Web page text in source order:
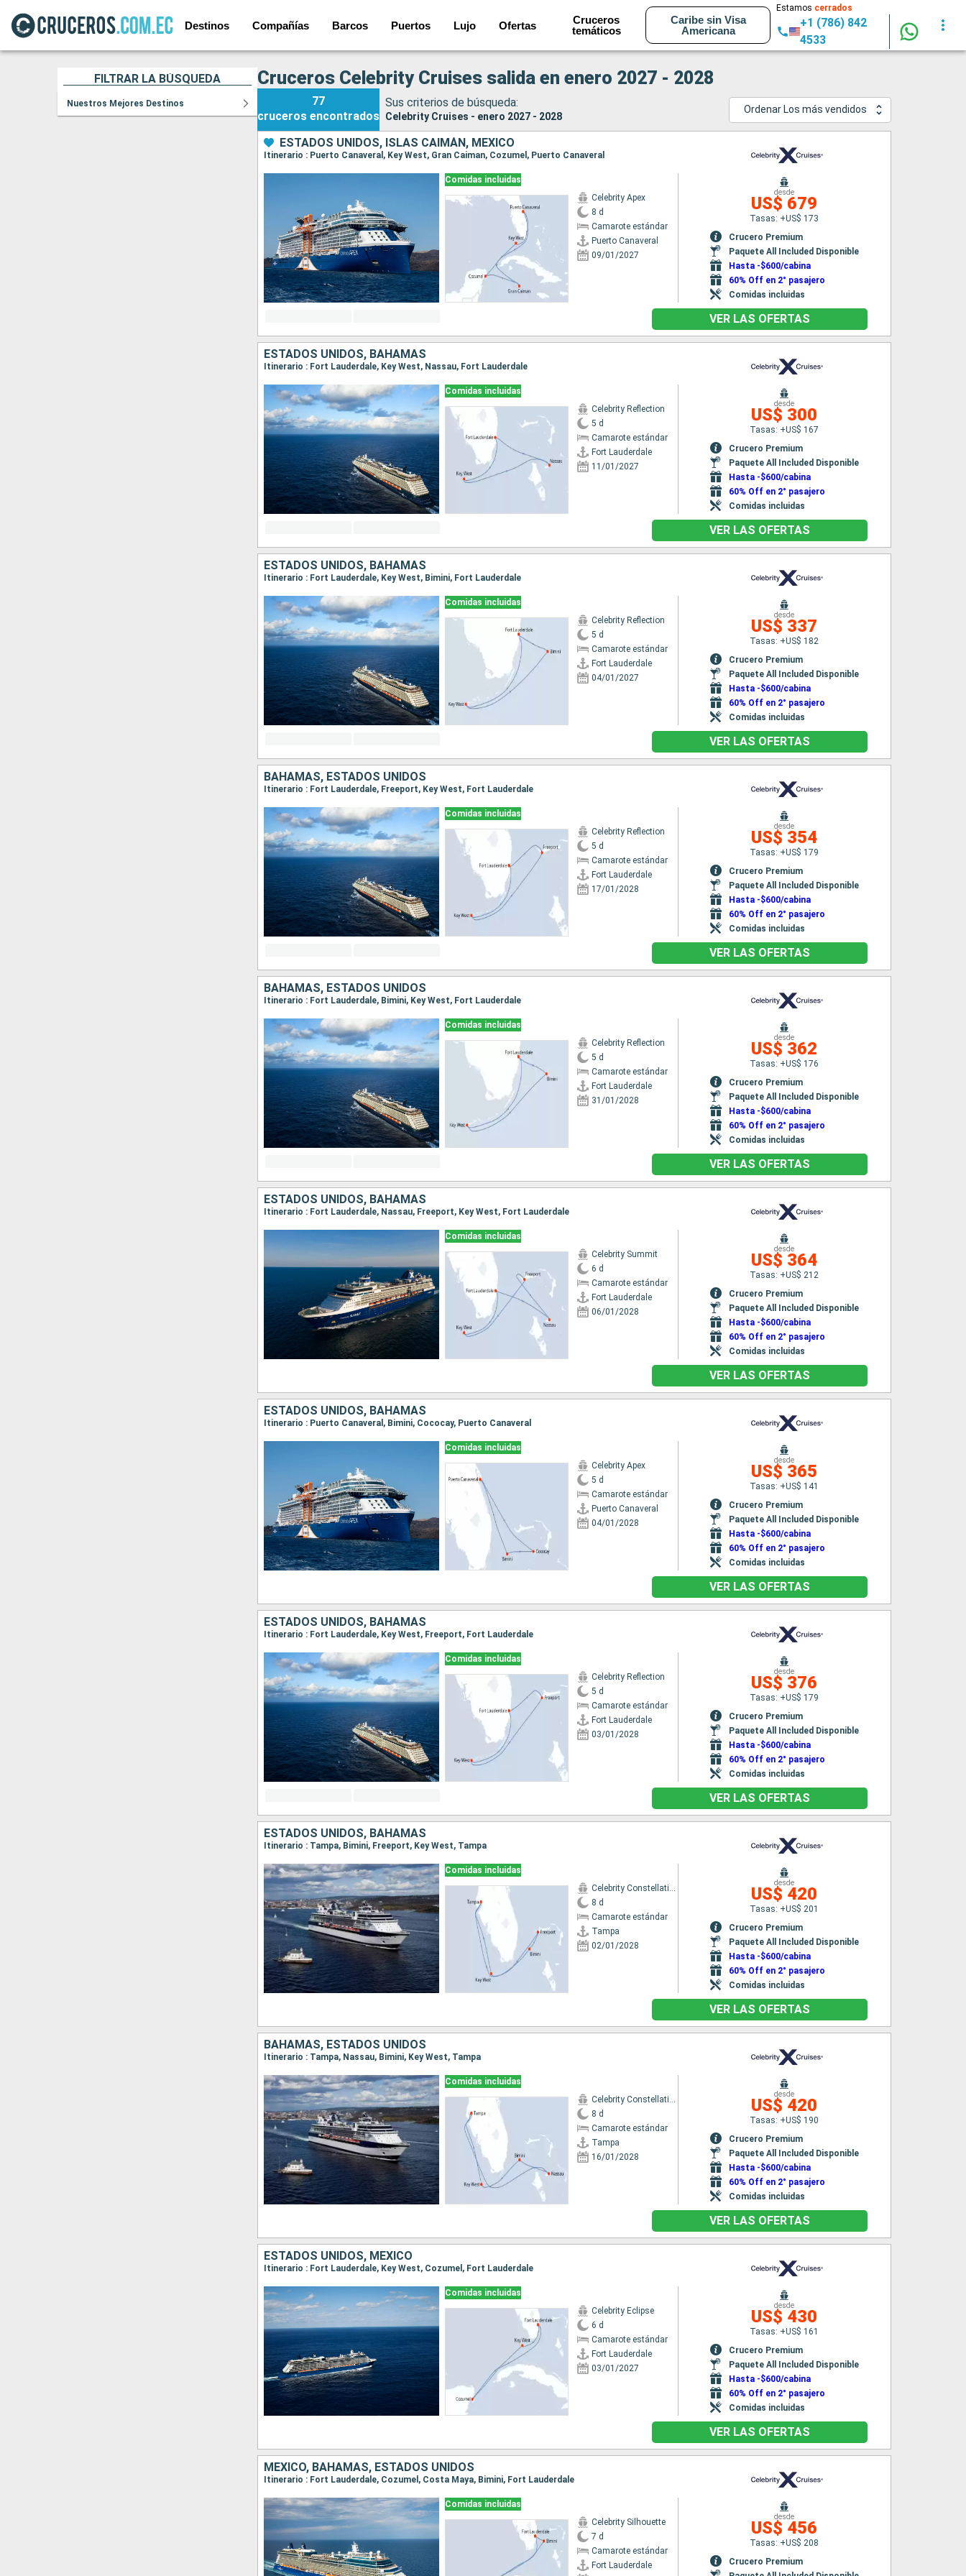
Destinos Compañías Barcos Puertos Lujo Ofertas
Cruceros
temáticos
Caribe sin Visa
Americana
Estamos cerrados
+1 (786) 842
4533
FILTRAR LA BÚSQUEDA
Nuestros Mejores Destinos
Cruceros Celebrity Cruises salida en enero 2027 - 2028
77
cruceros encontrados
Sus criterios de búsqueda:
Celebrity Cruises - enero 2027 - 2028
Ordenar Los más vendidos
ESTADOS UNIDOS, ISLAS CAIMÁN, MÉXICO
Itinerario : Puerto Canaveral, Key West, Gran Caiman, Cozumel, Puerto Canaveral
Comidas incluidas
Celebrity Apex
8 d
Camarote estándar
Puerto Canaveral
09/01/2027
desde
US$ 679
Tasas: +US$ 173
Crucero Premium
Paquete All Included Disponible
Hasta -$600/cabina
60% Off en 2° pasajero
Comidas incluidas
VER LAS OFERTAS
ESTADOS UNIDOS, BAHAMAS
Itinerario : Fort Lauderdale, Key West, Nassau, Fort Lauderdale
Comidas incluidas
Celebrity Reflection
5 d
Camarote estándar
Fort Lauderdale
11/01/2027
desde
US$ 300
Tasas: +US$ 167
Crucero Premium
Paquete All Included Disponible
Hasta -$600/cabina
60% Off en 2° pasajero
Comidas incluidas
VER LAS OFERTAS
ESTADOS UNIDOS, BAHAMAS
Itinerario : Fort Lauderdale, Key West, Bimini, Fort Lauderdale
Comidas incluidas
Celebrity Reflection
5 d
Camarote estándar
Fort Lauderdale
04/01/2027
desde
US$ 337
Tasas: +US$ 182
Crucero Premium
Paquete All Included Disponible
Hasta -$600/cabina
60% Off en 2° pasajero
Comidas incluidas
VER LAS OFERTAS
BAHAMAS, ESTADOS UNIDOS
Itinerario : Fort Lauderdale, Freeport, Key West, Fort Lauderdale
Comidas incluidas
Celebrity Reflection
5 d
Camarote estándar
Fort Lauderdale
17/01/2028
desde
US$ 354
Tasas: +US$ 179
Crucero Premium
Paquete All Included Disponible
Hasta -$600/cabina
60% Off en 2° pasajero
Comidas incluidas
VER LAS OFERTAS
BAHAMAS, ESTADOS UNIDOS
Itinerario : Fort Lauderdale, Bimini, Key West, Fort Lauderdale
Comidas incluidas
Celebrity Reflection
5 d
Camarote estándar
Fort Lauderdale
31/01/2028
desde
US$ 362
Tasas: +US$ 176
Crucero Premium
Paquete All Included Disponible
Hasta -$600/cabina
60% Off en 2° pasajero
Comidas incluidas
VER LAS OFERTAS
ESTADOS UNIDOS, BAHAMAS
Itinerario : Fort Lauderdale, Nassau, Freeport, Key West, Fort Lauderdale
Comidas incluidas
Celebrity Summit
6 d
Camarote estándar
Fort Lauderdale
06/01/2028
desde
US$ 364
Tasas: +US$ 212
Crucero Premium
Paquete All Included Disponible
Hasta -$600/cabina
60% Off en 2° pasajero
Comidas incluidas
VER LAS OFERTAS
ESTADOS UNIDOS, BAHAMAS
Itinerario : Puerto Canaveral, Bimini, Cococay, Puerto Canaveral
Comidas incluidas
Celebrity Apex
5 d
Camarote estándar
Puerto Canaveral
04/01/2028
desde
US$ 365
Tasas: +US$ 141
Crucero Premium
Paquete All Included Disponible
Hasta -$600/cabina
60% Off en 2° pasajero
Comidas incluidas
VER LAS OFERTAS
ESTADOS UNIDOS, BAHAMAS
Itinerario : Fort Lauderdale, Key West, Freeport, Fort Lauderdale
Comidas incluidas
Celebrity Reflection
5 d
Camarote estándar
Fort Lauderdale
03/01/2028
desde
US$ 376
Tasas: +US$ 179
Crucero Premium
Paquete All Included Disponible
Hasta -$600/cabina
60% Off en 2° pasajero
Comidas incluidas
VER LAS OFERTAS
ESTADOS UNIDOS, BAHAMAS
Itinerario : Tampa, Bimini, Freeport, Key West, Tampa
Comidas incluidas
Celebrity Constellation
8 d
Camarote estándar
Tampa
02/01/2028
desde
US$ 420
Tasas: +US$ 201
Crucero Premium
Paquete All Included Disponible
Hasta -$600/cabina
60% Off en 2° pasajero
Comidas incluidas
VER LAS OFERTAS
BAHAMAS, ESTADOS UNIDOS
Itinerario : Tampa, Nassau, Bimini, Key West, Tampa
Comidas incluidas
Celebrity Constellation
8 d
Camarote estándar
Tampa
16/01/2028
desde
US$ 420
Tasas: +US$ 190
Crucero Premium
Paquete All Included Disponible
Hasta -$600/cabina
60% Off en 2° pasajero
Comidas incluidas
VER LAS OFERTAS
ESTADOS UNIDOS, MÉXICO
Itinerario : Fort Lauderdale, Key West, Cozumel, Fort Lauderdale
Comidas incluidas
Celebrity Eclipse
6 d
Camarote estándar
Fort Lauderdale
03/01/2027
desde
US$ 430
Tasas: +US$ 161
Crucero Premium
Paquete All Included Disponible
Hasta -$600/cabina
60% Off en 2° pasajero
Comidas incluidas
VER LAS OFERTAS
MÉXICO, BAHAMAS, ESTADOS UNIDOS
Itinerario : Fort Lauderdale, Cozumel, Costa Maya, Bimini, Fort Lauderdale
Comidas incluidas
Celebrity Silhouette
7 d
Camarote estándar
Fort Lauderdale
desde
US$ 456
Tasas: +US$ 208
Crucero Premium